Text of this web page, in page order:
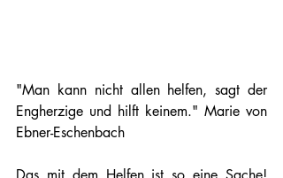
"Man kann nicht allen helfen, sagt der
Engherzige und hilft keinem." Marie von
Ebner-Eschenbach